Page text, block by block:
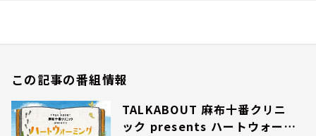
この記事の番組情報
TALKABOUT 麻布十番クリニ
ック presents ハートウォーミ